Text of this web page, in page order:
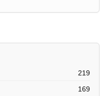
219
169